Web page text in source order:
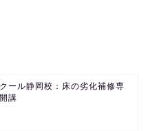
ール静岡校：床の劣化補修専
講